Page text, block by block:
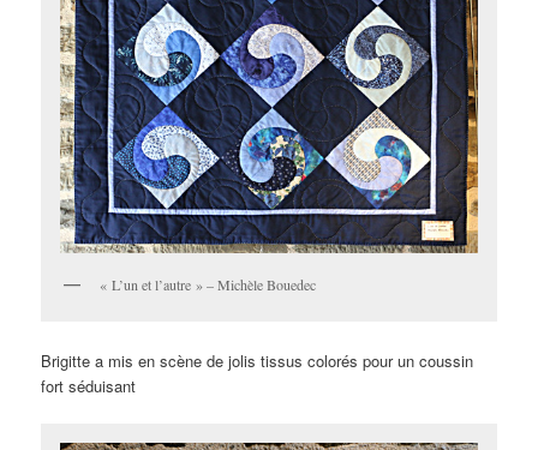
« L’un et l’autre » – Michèle Bouedec
Brigitte a mis en scène de jolis tissus colorés pour un coussin
fort séduisant